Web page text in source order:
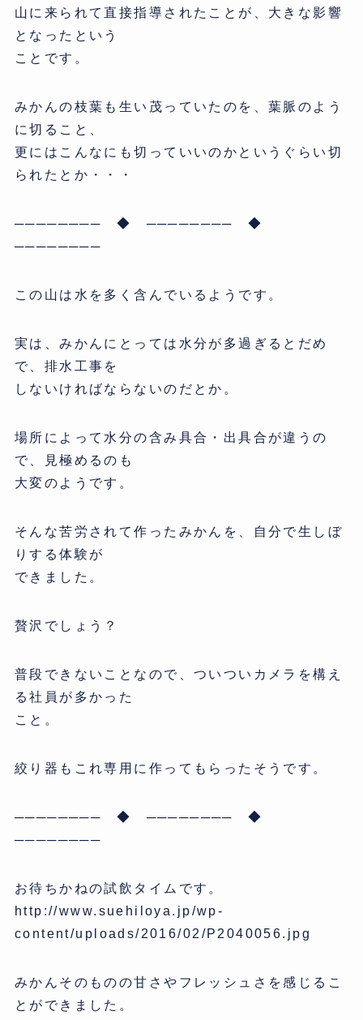
山に来られて直接指導されたことが、大きな影響
となったという
ことです。
みかんの枝葉も生い茂っていたのを、葉脈のよう
に切ること、
更にはこんなにも切っていいのかというぐらい切
られたとか・・・
──────── ◆ ──────── ◆
────────
この山は水を多く含んでいるようです。
実は、みかんにとっては水分が多過ぎるとだめ
で、排水工事を
しないければならないのだとか。
場所によって水分の含み具合・出具合が違うの
で、見極めるのも
大変のようです。
そんな苦労されて作ったみかんを、自分で生しぼ
りする体験が
できました。
贅沢でしょう？
普段できないことなので、ついついカメラを構え
る社員が多かった
こと。
絞り器もこれ専用に作ってもらったそうです。
──────── ◆ ──────── ◆
────────
お待ちかねの試飲タイムです。
http://www.suehiloya.jp/wp-
content/uploads/2016/02/P2040056.jpg
みかんそのものの甘さやフレッシュさを感じるこ
とができました。